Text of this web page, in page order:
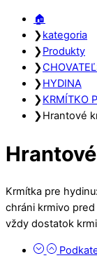
🏠︎
❯kategoria
❯Produkty
❯
❯HYDINA
❯KRMÍTKO
❯Hrantové
Krmítka pre
chráni krmivo
vždy dostatok